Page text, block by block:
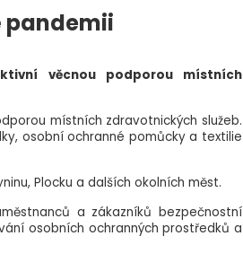
pandemii
věcnou podporou místních
místních zdravotnických služeb.
osobní ochranné pomůcky a textilie
Plocku a dalších okolních měst.
a zákazníků bezpečnostní
osobních ochranných prostředků a